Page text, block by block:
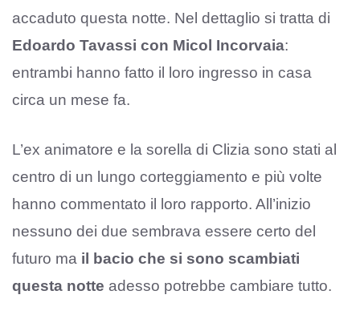
accaduto questa notte. Nel dettaglio si tratta di
Edoardo Tavassi con Micol Incorvaia:
entrambi hanno fatto il loro ingresso in casa
circa un mese fa.
L’ex animatore e la sorella di Clizia sono stati al
centro di un lungo corteggiamento e più volte
hanno commentato il loro rapporto. All’inizio
nessuno dei due sembrava essere certo del
futuro ma il bacio che si sono scambiati
questa notte adesso potrebbe cambiare tutto.